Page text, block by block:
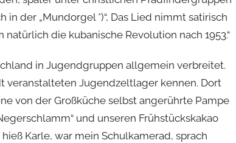
der „Mundorgel *)“, Das Lied nimmt satirisch
die kubanische Revolution nach 1953.“
in Jugendgruppen allgemein verbreitet.
veranstalteten Jugendzeltlager kennen. Dort
von der Großküche selbst angerührte Pampe
und unseren Frühstückskakao
Karle, war mein Schulkamerad, sprach